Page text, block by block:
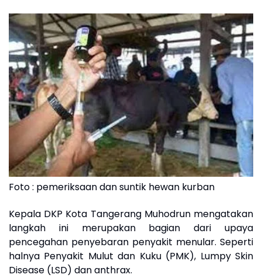
Foto : pemeriksaan dan suntik hewan kurban
Kepala DKP Kota Tangerang Muhodrun mengatakan
langkah ini merupakan bagian dari upaya
pencegahan penyebaran penyakit menular. Seperti
halnya Penyakit Mulut dan Kuku (PMK), Lumpy Skin
Disease (LSD) dan anthrax.